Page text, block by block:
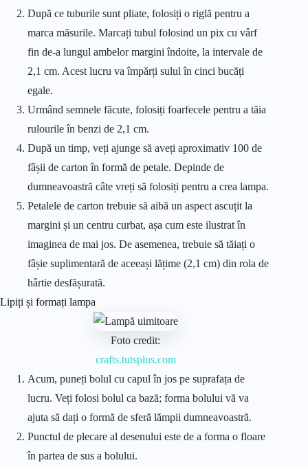
După ce tuburile sunt pliate, folosiți o riglă pentru a
marca măsurile. Marcați tubul folosind un pix cu vârf
fin de-a lungul ambelor margini îndoite, la intervale de
2,1 cm. Acest lucru va împărți sulul în cinci bucăți
egale.
Urmând semnele făcute, folosiți foarfecele pentru a tăia
rulourile în benzi de 2,1 cm.
După un timp, veți ajunge să aveți aproximativ 100 de
fâșii de carton în formă de petale. Depinde de
dumneavoastră câte vreți să folosiți pentru a crea lampa.
Petalele de carton trebuie să aibă un aspect ascuțit la
margini și un centru curbat, așa cum este ilustrat în
imaginea de mai jos. De asemenea, trebuie să tăiați o
fâșie suplimentară de aceeași lățime (2,1 cm) din rola de
hârtie desfășurată.
Lipiți și formați lampa
Foto credit:
crafts.tutsplus.com
Acum, puneți bolul cu capul în jos pe suprafața de
lucru. Veți folosi bolul ca bază; forma bolului vă va
ajuta să dați o formă de sferă lămpii dumneavoastră.
Punctul de plecare al desenului este de a forma o floare
în partea de sus a bolului.